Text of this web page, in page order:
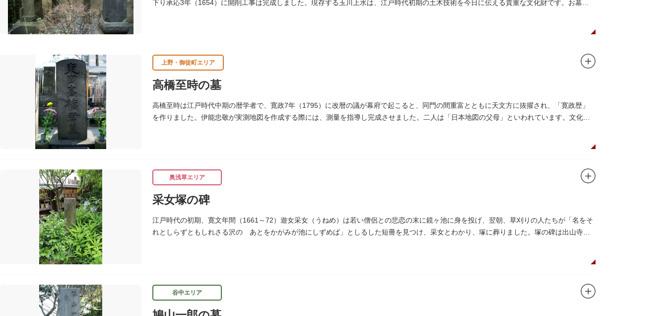
下り承応3年（1654）に開削工事は完成しました。現存する玉川上水は、江戸時代初期の土木技術を今日に伝える貴重な文化財です。お墓は
上野・御徒町エリア
高橋至時の墓
高橋至時は江戸時代中期の暦学者で、寛政7年（1795）に改暦の議が幕府で起こると、同門の間重富とともに天文方に抜擢され、「寛政歴」
を作りました。伊能忠敬が実測地図を作成する際には、測量を指導し完成させました。二人は「日本地図の父母」といわれています。文化元
奥浅草エリア
采女塚の碑
江戸時代の初期、寛文年間（1661～72）遊女采女（うねめ）は若い僧侶との悲恋の末に鏡ヶ池に身を投げ、翌朝、草刈りの人たちが「名をそ
れとしらずともしれさる沢の あとをかがみが池にしずめば」としるした短冊を見つけ、采女とわかり、塚に葬りました。塚の碑は出山寺
谷中エリア